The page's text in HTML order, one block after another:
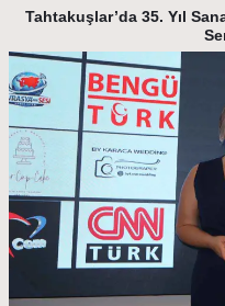
Tahtakuşlar’da 35. Yıl